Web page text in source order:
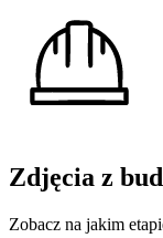
Zdjęcia z
Zobacz na jakim